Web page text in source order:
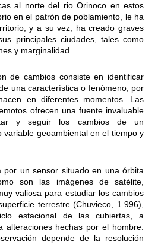
al norte del rio Orinoco en estos
en el patrón de poblamiento, le ha
y a su vez, ha creado graves
principales ciudades, tales como
y marginalidad.
de cambios consiste en identificar
una característica o fenómeno, por
en diferentes momentos. Las
ofrecen una fuente invaluable
y seguir los cambios de un
variable geoambiental en el tiempo y
por un sensor situado en una órbita
son las imágenes de satélite,
valiosa para estudiar los cambios
terrestre (Chuvieco, 1.996),
estacional de las cubiertas, a
alteraciones hechas por el hombre.
depende de la resolución